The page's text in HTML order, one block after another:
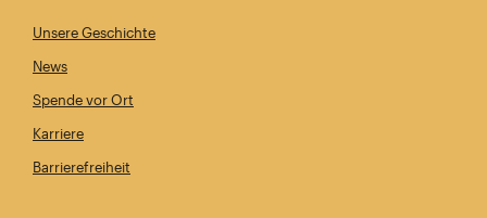
Unsere Geschichte
News
Spende vor Ort
Karriere
Barrierefreiheit